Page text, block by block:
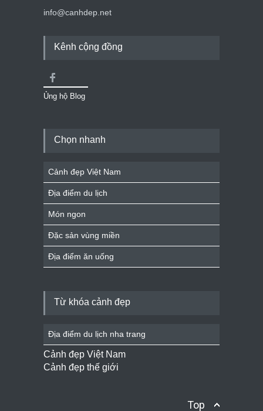
info@canhdep.net
Kênh cộng đồng
Ủng hộ Blog
Chọn nhanh
Cảnh đẹp Việt Nam
Địa điểm du lịch
Món ngon
Đặc sản vùng miền
Địa điểm ăn uống
Từ khóa cảnh đẹp
Địa điểm du lịch nha trang
Cảnh đẹp Việt Nam
Cảnh đẹp thế giới
Top